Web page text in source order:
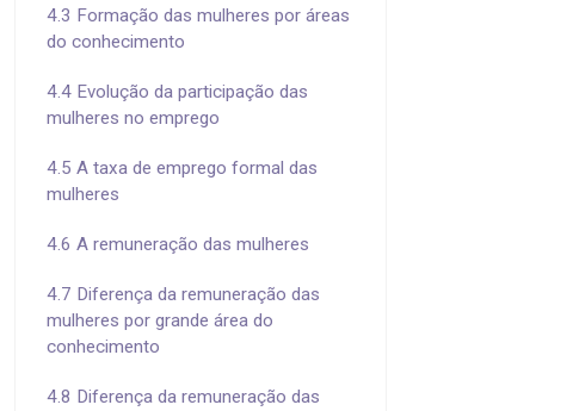
4.3 Formação das mulheres por áreas
do conhecimento
4.4 Evolução da participação das
mulheres no emprego
4.5 A taxa de emprego formal das
mulheres
4.6 A remuneração das mulheres
4.7 Diferença da remuneração das
mulheres por grande área do
conhecimento
4.8 Diferença da remuneração das